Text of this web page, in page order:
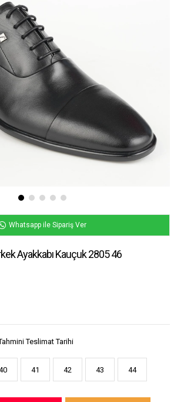
Whatsapp ile Sipariş Ver
Ayakkabı Kauçuk 2805 46
Teslimat Tarihi
41 42 43 44